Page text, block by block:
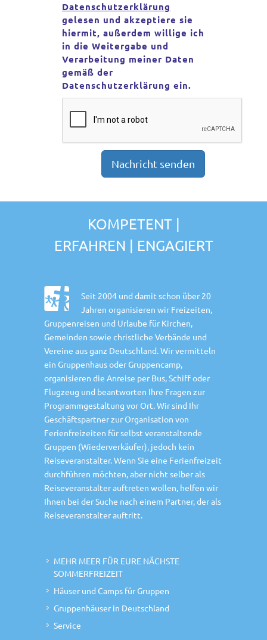
Datenschutzerklärung
gelesen und akzeptiere sie
hiermit, außerdem willige ich
in die Weitergabe und
Verarbeitung meiner Daten
gemäß der
Datenschutzerklärung ein.
KOMPETENT |
ERFAHREN | ENGAGIERT
Seit 2004 und damit schon über 20
Jahren organisieren wir Freizeiten,
Gruppenreisen und Urlaube für Kirchen,
Gemeinden sowie christliche Verbände und
Vereine aus ganz Deutschland. Wir vermitteln
ein Gruppenhaus oder Gruppencamp,
organisieren die Anreise per Bus, Schiff oder
Flugzeug und beantworten Ihre Fragen zur
Programmgestaltung vor Ort. Wir sind Ihr
Geschäftspartner zur Organisation von
Ferienfreizeiten für selbst veranstaltende
Gruppen (Wiederverkäufer), jedoch kein
Reiseveranstalter. Wenn Sie eine Ferienfreizeit
durchführen möchten, aber nicht selber als
Reiseveranstalter auftreten wollen, helfen wir
Ihnen bei der Suche nach einem Partner, der als
Reiseveranstalter auftritt.
MEHR MEER FÜR EURE NÄCHSTE
SOMMERFREIZEIT
Häuser und Camps für Gruppen
Gruppenhäuser in Deutschland
Service